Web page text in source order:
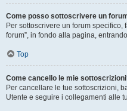
Come posso sottoscrivere un
Per sottoscrivere un forum specifico,
forum”, in fondo alla pagina,
Top
Come cancello le mie
Per cancellare le tue sottoscrizioni,
Utente e seguire i collegamenti alle